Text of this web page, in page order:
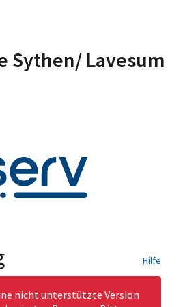
Sythen/ Lavesum
Hilfe
nicht unterstützte Version